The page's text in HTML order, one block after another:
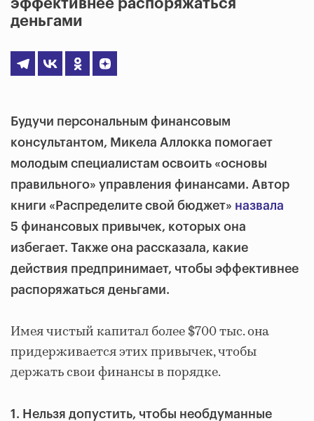
эффективнее распоряжаться
деньгами
Будучи персональным финансовым
консультантом, Микела Аллокка помогает
молодым специалистам освоить «основы
правильного» управления финансами. Автор
книги «Распределите свой бюджет» назвала
5 финансовых привычек, которых она
избегает. Также она рассказала, какие
действия предпринимает, чтобы эффективнее
распоряжаться деньгами.
Имея чистый капитал более $700 тыс. она
придерживается этих привычек, чтобы
держать свои финансы в порядке.
1. Нельзя допустить, чтобы необдуманные